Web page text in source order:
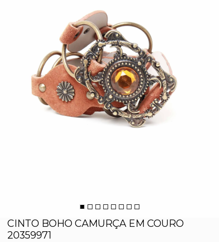
CINTO BOHO CAMURÇA EM COURO
20359971